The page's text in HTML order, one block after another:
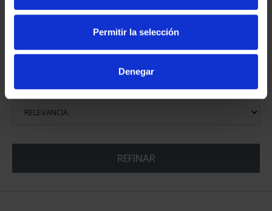
Permitir la selección
Denegar
140,00 €
ORDENAR POR: